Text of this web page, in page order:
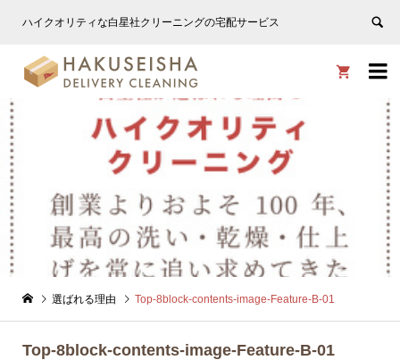
ハイクオリティな白星社クリーニングの宅配サービス


選ばれる理由 Top-8block-contents-image-Feature-B-01
Top-8block-contents-image-Feature-B-01